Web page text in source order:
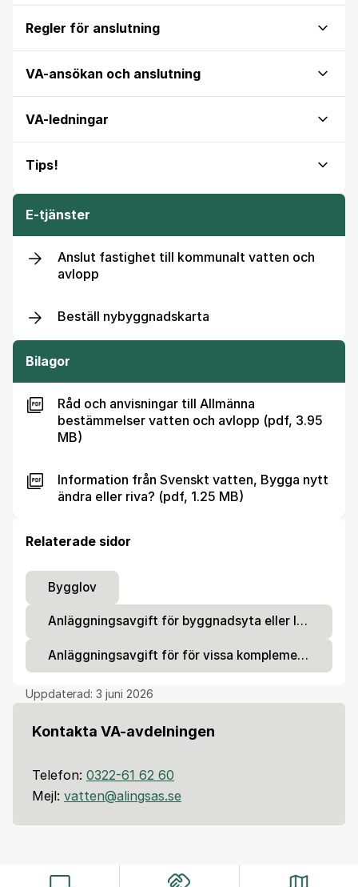
Regler för anslutning
VA-ansökan och anslutning
VA-ledningar
Tips!
E-tjänster
Anslut fastighet till kommunalt vatten och
avlopp
Beställ nybyggnadskarta
Bilagor
Råd och anvisningar till Allmänna
bestämmelser vatten och avlopp (pdf, 3.95
MB)
Information från Svenskt vatten, Bygga nytt
ändra eller riva? (pdf, 1.25 MB)
Relaterade sidor
Bygglov
Anläggningsavgift för byggnadsyta eller lägenhet
Anläggningsavgift för för vissa komplementbyggnader
Uppdaterad: 3 juni 2026
Kontakta VA-avdelningen
Telefon: 0322-61 62 60
Mejl: vatten@alingsas.se